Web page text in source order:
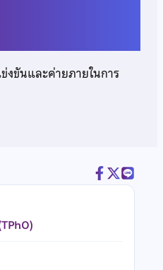
งขันและค่ายภายในการ